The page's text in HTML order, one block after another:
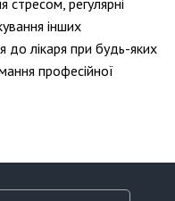
стресом, регулярні
інших
до лікаря при будь-яких
професійної